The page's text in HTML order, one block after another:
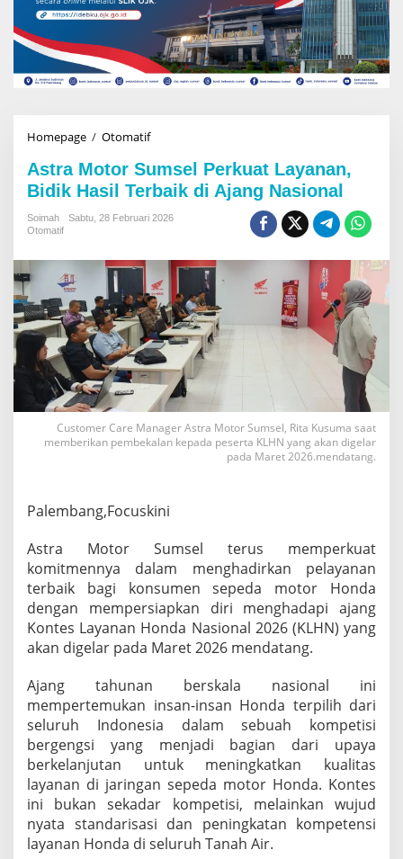
Homepage / OtomatifA
t
r
a
M
r
S
u
m
s
e
l
P
e
r
k
L
y
a
n
a
n
,
B
i
i
k
H
i
l
T
e
r
b
Astra Motor Sumsel Perkuat Layanan,
Bidik Hasil Terbaik di Ajang Nasional
Soimah
Sabtu, 28 Februari 2026
Otomatif
Customer Care Manager Astra Motor Sumsel, Rita Kusuma saat
memberikan pembekalan kepada peserta KLHN yang akan digelar
pada Maret 2026.mendatang.
Palembang,Focuskini
Astra Motor Sumsel terus memperkuat
komitmennya dalam menghadirkan pelayanan
terbaik bagi konsumen sepeda motor Honda
dengan mempersiapkan diri menghadapi ajang
Kontes Layanan Honda Nasional 2026 (KLHN) yang
akan digelar pada Maret 2026 mendatang.
Ajang tahunan berskala nasional ini
mempertemukan insan-insan Honda terpilih dari
seluruh Indonesia dalam sebuah kompetisi
bergengsi yang menjadi bagian dari upaya
berkelanjutan untuk meningkatkan kualitas
layanan di jaringan sepeda motor Honda. Kontes
ini bukan sekadar kompetisi, melainkan wujud
nyata standarisasi dan peningkatan kompetensi
layanan Honda di seluruh Tanah Air.